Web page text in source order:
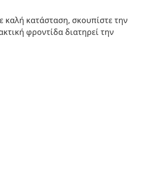
καλή κατάσταση, σκουπίστε την
φροντίδα διατηρεί την